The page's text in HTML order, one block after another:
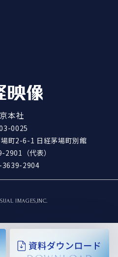
本社
0025
町2-6-1 日経茅場町別館
2901
（代表）
3639-2904
IMAGES,INC.